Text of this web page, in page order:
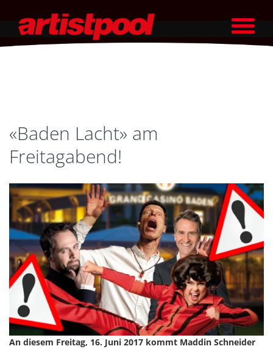
«Baden Lacht» am
Freitagabend!
An diesem Freitag, 16. Juni 2017 kommt Maddin Schneider